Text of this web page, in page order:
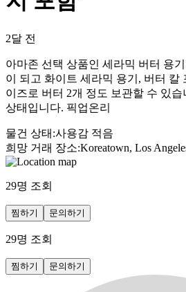
2달 전
아마존 선택 상품인 세라믹 버터 용
이 되고 화이트 세라믹 용기, 버터 칼
이즈로 버터 2개 정도 보관할 수 있
상태입니다. 픽업온리
물건 상태 :사용감 적음
희망 거래 장소:Koreatown, Los
29명 조회
찜하기 문의하기
29명 조회
찜하기 문의하기